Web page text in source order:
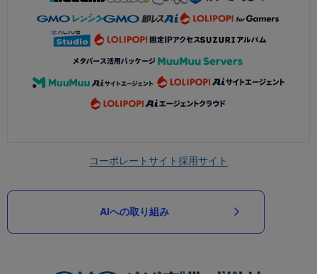
コーポレートサイト採用サイト
AIへの取り組み